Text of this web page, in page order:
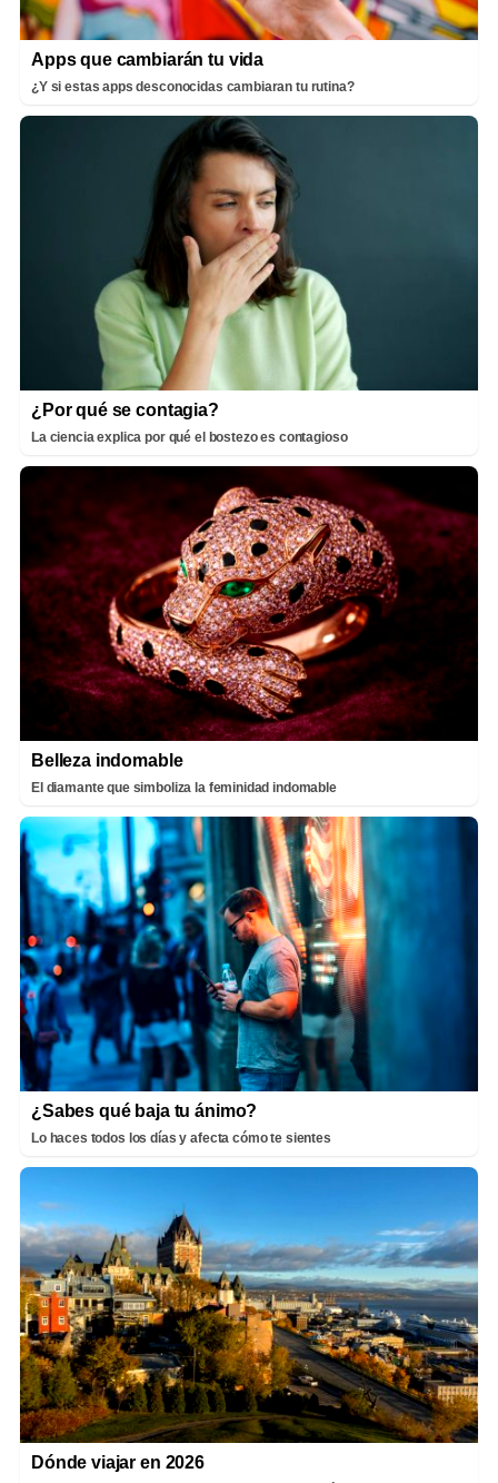
Apps que cambiarán tu vida
¿Y si estas apps desconocidas cambiaran tu rutina?
¿Por qué se contagia?
La ciencia explica por qué el bostezo es contagioso
Belleza indomable
El diamante que simboliza la feminidad indomable
¿Sabes qué baja tu ánimo?
Lo haces todos los días y afecta cómo te sientes
Dónde viajar en 2026